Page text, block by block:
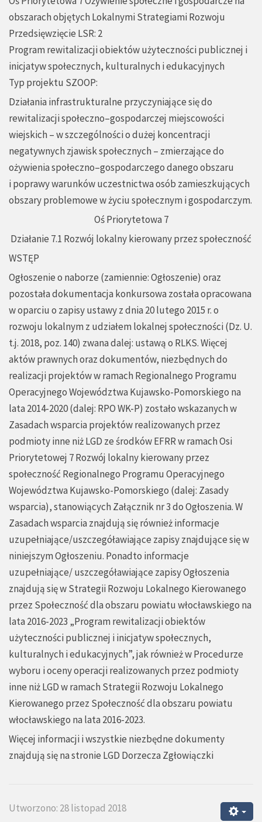
obszarach objętych Lokalnymi Strategiami Rozwoju
Przedsięwzięcie LSR: 2
Program rewitalizacji obiektów użyteczności publicznej i
inicjatyw społecznych, kulturalnych i edukacyjnych
Typ projektu SZOOP:
Działania infrastrukturalne przyczyniające się do
rewitalizacji społeczno–gospodarczej miejscowości
wiejskich – w szczególności o dużej koncentracji
negatywnych zjawisk społecznych – zmierzające do
ożywienia społeczno–gospodarczego danego obszaru
i poprawy warunków uczestnictwa osób zamieszkujących
obszary problemowe w życiu społecznym i gospodarczym.
Oś Priorytetowa 7
Działanie 7.1 Rozwój lokalny kierowany przez społeczność
WSTĘP
Ogłoszenie o naborze (zamiennie: Ogłoszenie) oraz
pozostała dokumentacja konkursowa została opracowana
w oparciu o zapisy ustawy z dnia 20 lutego 2015 r. o
rozwoju lokalnym z udziałem lokalnej społeczności (Dz. U.
t.j. 2018, poz. 140) zwana dalej: ustawą o RLKS. Więcej
aktów prawnych oraz dokumentów, niezbędnych do
realizacji projektów w ramach Regionalnego Programu
Operacyjnego Województwa Kujawsko-Pomorskiego na
lata 2014-2020 (dalej: RPO WK-P) zostało wskazanych w
Zasadach wsparcia projektów realizowanych przez
podmioty inne niż LGD ze środków EFRR w ramach Osi
Priorytetowej 7 Rozwój lokalny kierowany przez
społeczność Regionalnego Programu Operacyjnego
Województwa Kujawsko-Pomorskiego (dalej: Zasady
wsparcia), stanowiących Załącznik nr 3 do Ogłoszenia. W
Zasadach wsparcia znajdują się również informacje
uzupełniające/uszczegóławiające zapisy znajdujące się w
niniejszym Ogłoszeniu. Ponadto informacje
uzupełniające/ uszczegóławiające zapisy Ogłoszenia
znajdują się w Strategii Rozwoju Lokalnego Kierowanego
przez Społeczność dla obszaru powiatu włocławskiego na
lata 2016-2023 „Program rewitalizacji obiektów
użyteczności publicznej i inicjatyw społecznych,
kulturalnych i edukacyjnych”, jak również w Procedurze
wyboru i oceny operacji realizowanych przez podmioty
inne niż LGD w ramach Strategii Rozwoju Lokalnego
Kierowanego przez Społeczność dla obszaru powiatu
włocławskiego na lata 2016-2023.
Więcej informacji i wszystkie niezbędne dokumenty
znajdują się na stronie LGD Dorzecza Zgłowiączki
Utworzono: 28 listopad 2018